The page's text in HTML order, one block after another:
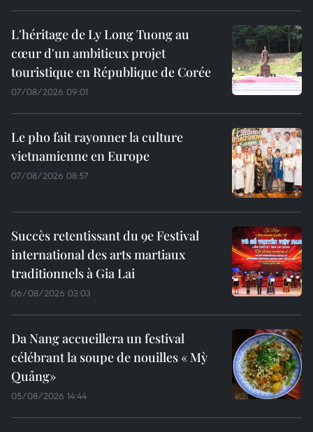
L'héritage de Ly Long Tuong au
cœur d'un ambitieux projet
touristique en République de Corée
07/08/2026 09:01
Le pho fait rayonner la culture
vietnamienne en Europe
07/08/2026 08:57
Succès retentissant du 9e Festival
international des arts martiaux
traditionnels à Gia Lai
06/08/2026 03:03
Da Nang accueillera un festival
célébrant la soupe de nouilles « Mỳ
Quảng»
05/08/2026 14:44